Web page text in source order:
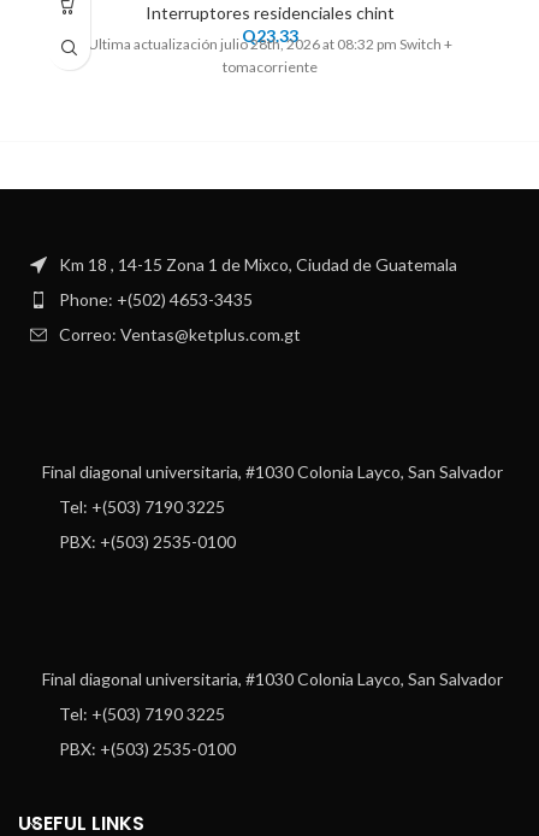
Interruptores residenciales chint
Q23.33
Ultima actualización julio 28th, 2026 at 08:32 pm Switch +
tomacorriente
Km 18 , 14-15 Zona 1 de Mixco, Ciudad de Guatemala
Phone: +(502) 4653-3435
Correo: Ventas@ketplus.com.gt
Final diagonal universitaria, #1030 Colonia Layco, San Salvador
Tel: +(503) 7190 3225
PBX: +(503) 2535-0100
Final diagonal universitaria, #1030 Colonia Layco, San Salvador
Tel: +(503) 7190 3225
PBX: +(503) 2535-0100
USEFUL LINKS